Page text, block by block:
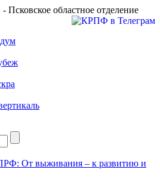
областное отделение